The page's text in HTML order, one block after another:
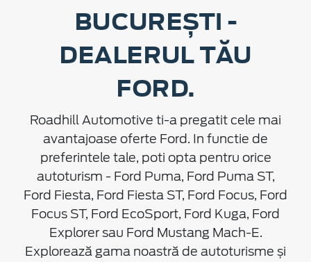
BUCUREȘTI -
DEALERUL TĂU
FORD.
Roadhill Automotive ti-a pregatit cele mai
avantajoase oferte Ford. In functie de
preferintele tale, poti opta pentru orice
autoturism - Ford Puma, Ford Puma ST,
Ford Fiesta, Ford Fiesta ST, Ford Focus, Ford
Focus ST, Ford EcoSport, Ford Kuga, Ford
Explorer sau Ford Mustang Mach-E.
Explorează gama noastră de autoturisme și